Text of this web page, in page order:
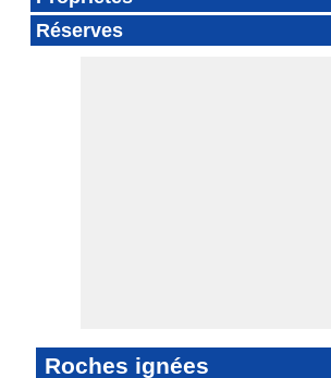
Réserves
Roches ignées